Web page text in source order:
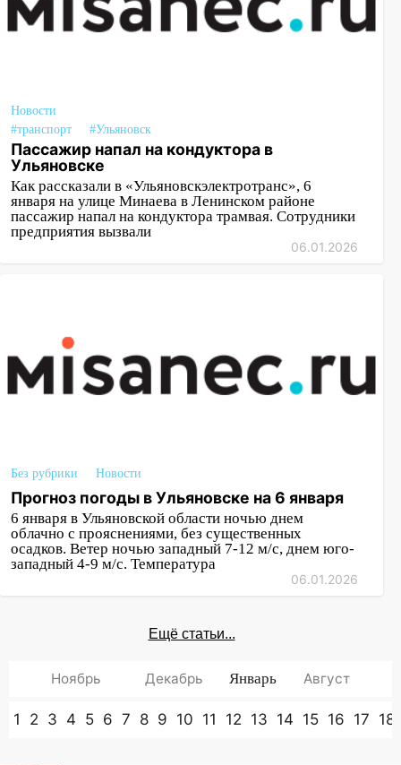
Новости
#транспорт
#Ульяновск
Пассажир напал на кондуктора в
Ульяновске
Как рассказали в «Ульяновскэлектротранс», 6
января на улице Минаева в Ленинском районе
пассажир напал на кондуктора трамвая. Сотрудники
предприятия вызвали
06.01.2026
Без рубрики Новости
Прогноз погоды в Ульяновске на 6 января
6 января в Ульяновской области ночью днем
облачно с прояснениями, без существенных
осадков. Ветер ночью западный 7-12 м/с, днем юго-
западный 4-9 м/с. Температура
06.01.2026
Ещё статьи...
Ноябрь Декабрь Январь Август
1 2 3 4 5 6 7 8 9 10 11 12 13 14 15 16 17 18